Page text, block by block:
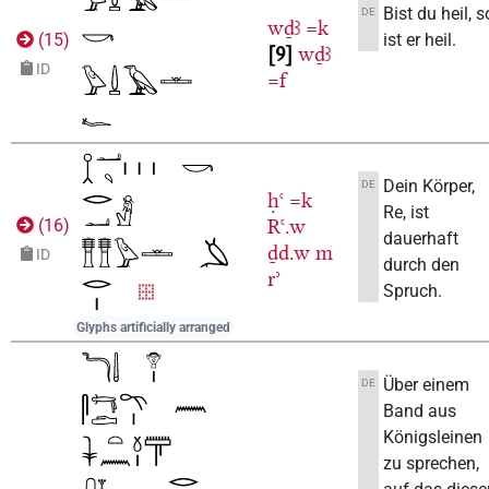
(15)
ID
wḏꜣ =k
9 wḏꜣ
=f
DE
Bist du heil,
ist er heil.
(16)
ID
Glyphs artificially arranged
ḥꜥ =k
Rꜥ.w
ḏd.w m
rʾ
DE
Dein Körper,
Re, ist
dauerhaft
durch den
Spruch.
DE
Über einem
Band aus
Königsleinen
zu sprechen,